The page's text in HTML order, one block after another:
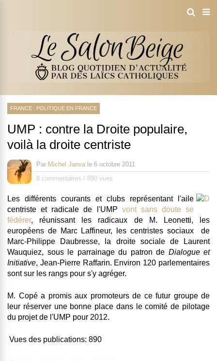
FRANCE : POLITIQUE EN FRANCE
UMP : contre la Droite populaire,
voilà la droite centriste
Par Michel Janva le 6 octobre 2011
8 commentaires / 890 vues
Les différents courants et clubs représentant l'aile
centriste et radicale de l'UMP vont sans doute se
fédérer, réunissant les radicaux de M. Leonetti, les
européens de Marc Laffineur, les centristes sociaux de
Marc-Philippe Daubresse, la droite sociale de Laurent
Wauquiez, sous le parrainage du patron de Dialogue et
Initiative, Jean-Pierre Raffarin. Environ 120 parlementaires
sont sur les rangs pour s'y agréger.
M. Copé a promis aux promoteurs de ce futur groupe de
leur réserver une bonne place dans le comité de pilotage
du projet de l'UMP pour 2012.
Vues des publications: 890